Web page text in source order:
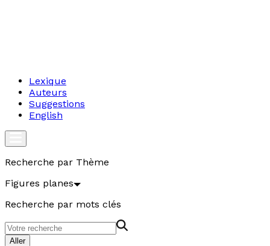
Lexique
Auteurs
Suggestions
English
Recherche par Thème
Figures planes
Recherche par mots clés
Aller